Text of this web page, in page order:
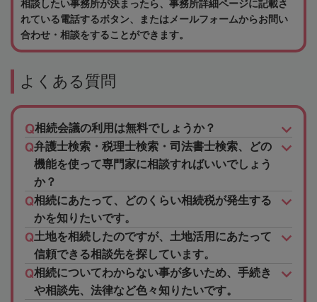
相談したい事務所が決まったら、事務所詳細ページに記載さ
れている電話するボタン、またはメールフォームからお問い
合わせ・相談をすることができます。
よくある質問
相続会議の利用は無料でしょうか？
弁護士検索・税理士検索・司法書士検索、どの
機能を使って専門家に相談すればいいでしょう
か？
相続にあたって、どのくらい相続税が発生する
かを知りたいです。
土地を相続したのですが、土地活用にあたって
信頼できる相談先を探しています。
相続についてわからない事が多いため、手続き
や相談先、法律など色々知りたいです。